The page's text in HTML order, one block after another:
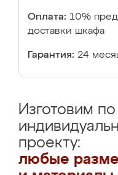
Оплата: 10%
доставки шкафа
Гарантия: 24
Изготовим по
проекту:
любые